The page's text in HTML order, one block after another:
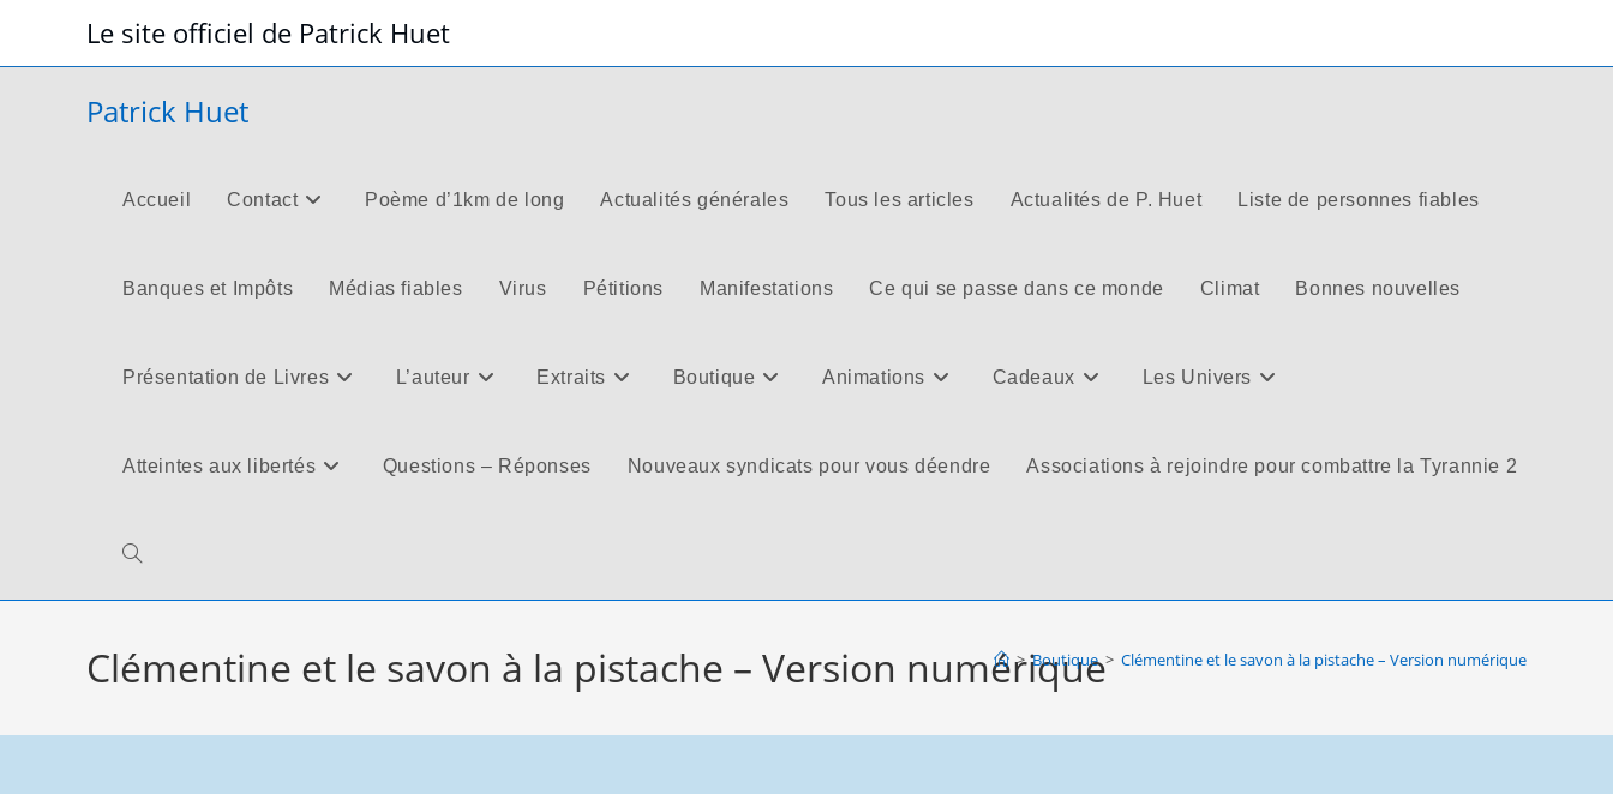
content
Le site officiel de Patrick Huet
Patrick Huet
Accueil Contact Poème d’1km de long Actualités générales Tous les articles Actualités de P. Huet Liste de personnes fiables
Banques et Impôts Médias fiables Virus Pétitions Manifestations Ce qui se passe dans ce monde Climat Bonnes nouvelles
Présentation de Livres L’auteur Extraits Boutique Animations Cadeaux Les Univers
Atteintes aux libertés Questions – Réponses Nouveaux syndicats pour vous déendre Associations à rejoindre pour combattre la Tyrannie 2
Toggle
search
Clémentine et le savon à la pistache – Version numérique
> Boutique > Clémentine et le savon à la pistache – Version numérique